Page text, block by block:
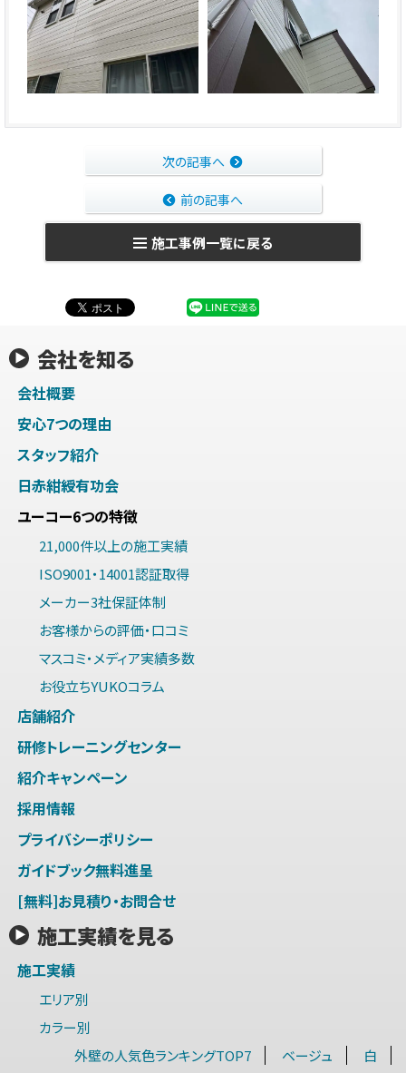
次の記事へ
前の記事へ
施工事例一覧に戻る
会社を知る
会社概要
安心7つの理由
スタッフ紹介
日赤紺綬有功会
ユーコー6つの特徴
21,000件以上の施工実績
ISO9001・14001認証取得
メーカー3社保証体制
お客様からの評価・口コミ
マスコミ・メディア実績多数
お役立ちYUKOコラム
店舗紹介
研修トレーニングセンター
紹介キャンペーン
採用情報
プライバシーポリシー
ガイドブック無料進呈
[無料]お見積り・お問合せ
施工実績を見る
施工実績
エリア別
カラー別
外壁の人気色ランキングTOP7
ベージュ
白